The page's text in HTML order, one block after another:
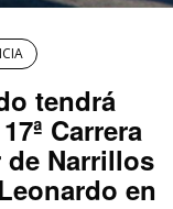
tendrá
Carrera
de Narrillos
en